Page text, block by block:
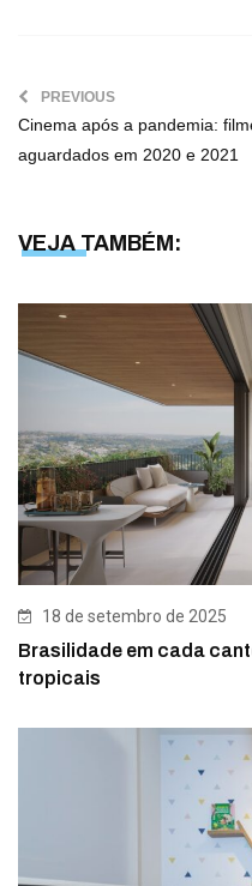
PREVIOUS
Cinema após a pandemia:
aguardados em 2020 e 2021
VEJA TAMBÉM:
18 de setembro de 2025
Brasilidade em cada
tropicais